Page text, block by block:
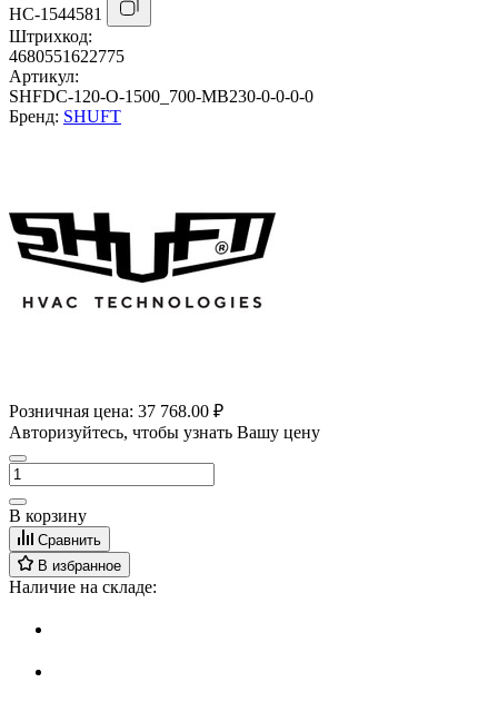
НС-1544581
Штрихкод:
4680551622775
Артикул:
SHFDC-120-O-1500_700-MB230-0-0-0-0
Бренд: SHUFT
Розничная цена: 37 768.00 ₽
Авторизуйтесь, чтобы узнать Вашу цену
В корзину
Сравнить
В избранное
Наличие на складе: